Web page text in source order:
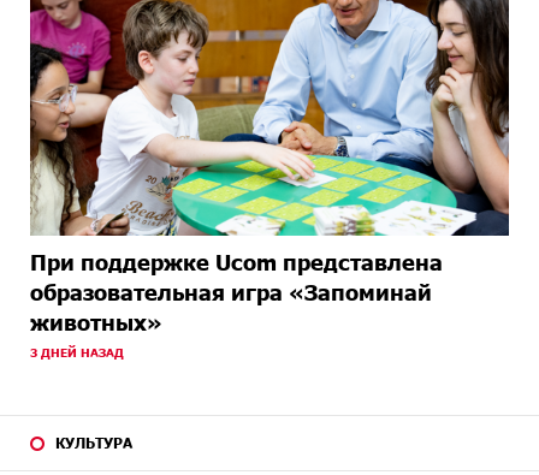
При поддержке Ucom представлена
образовательная игра «Запоминай
животных»
3 ДНЕЙ НАЗАД
КУЛЬТУРА